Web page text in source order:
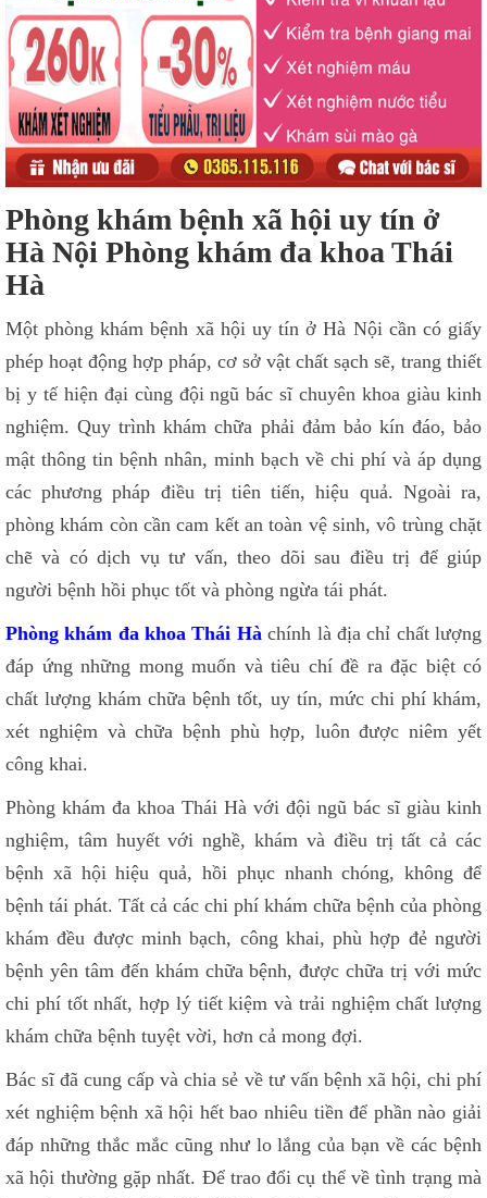
Phòng khám bệnh xã hội uy tín ở
Hà Nội Phòng khám đa khoa Thái
Hà
Một phòng khám bệnh xã hội uy tín ở Hà Nội cần có giấy
phép hoạt động hợp pháp, cơ sở vật chất sạch sẽ, trang thiết
bị y tế hiện đại cùng đội ngũ bác sĩ chuyên khoa giàu kinh
nghiệm. Quy trình khám chữa phải đảm bảo kín đáo, bảo
mật thông tin bệnh nhân, minh bạch về chi phí và áp dụng
các phương pháp điều trị tiên tiến, hiệu quả. Ngoài ra,
phòng khám còn cần cam kết an toàn vệ sinh, vô trùng chặt
chẽ và có dịch vụ tư vấn, theo dõi sau điều trị để giúp
người bệnh hồi phục tốt và phòng ngừa tái phát.
Phòng khám đa khoa Thái Hàchính là địa chỉ chất lượng
đáp ứng những mong muốn và tiêu chí đề ra đặc biệt có
chất lượng khám chữa bệnh tốt, uy tín, mức chi phí khám,
xét nghiệm và chữa bệnh phù hợp, luôn được niêm yết
công khai.
Phòng khám đa khoa Thái Hà với đội ngũ bác sĩ giàu kinh
nghiệm, tâm huyết với nghề, khám và điều trị tất cả các
bệnh xã hội hiệu quả, hồi phục nhanh chóng, không để
bệnh tái phát. Tất cả các chi phí khám chữa bệnh của phòng
khám đều được minh bạch, công khai, phù hợp đẻ người
bệnh yên tâm đến khám chữa bệnh, được chữa trị với mức
chi phí tốt nhất, hợp lý tiết kiệm và trải nghiệm chất lượng
khám chữa bệnh tuyệt vời, hơn cả mong đợi.
Bác sĩ đã cung cấp và chia sẻ về tư vấn bệnh xã hội, chi phí
xét nghiệm bệnh xã hội hết bao nhiêu tiền để phần nào giải
đáp những thắc mắc cũng như lo lắng của bạn về các bệnh
xã hội thường gặp nhất. Để trao đổi cụ thể về tình trạng mà